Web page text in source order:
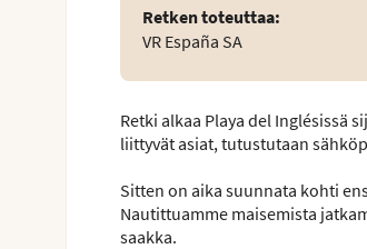
Retken toteuttaa:
VR España SA
Retki alkaa Playa del Inglésissä
liittyvät asiat, tutustutaan
Sitten on aika suunnata kohti
Nautittuamme maisemista
saakka.